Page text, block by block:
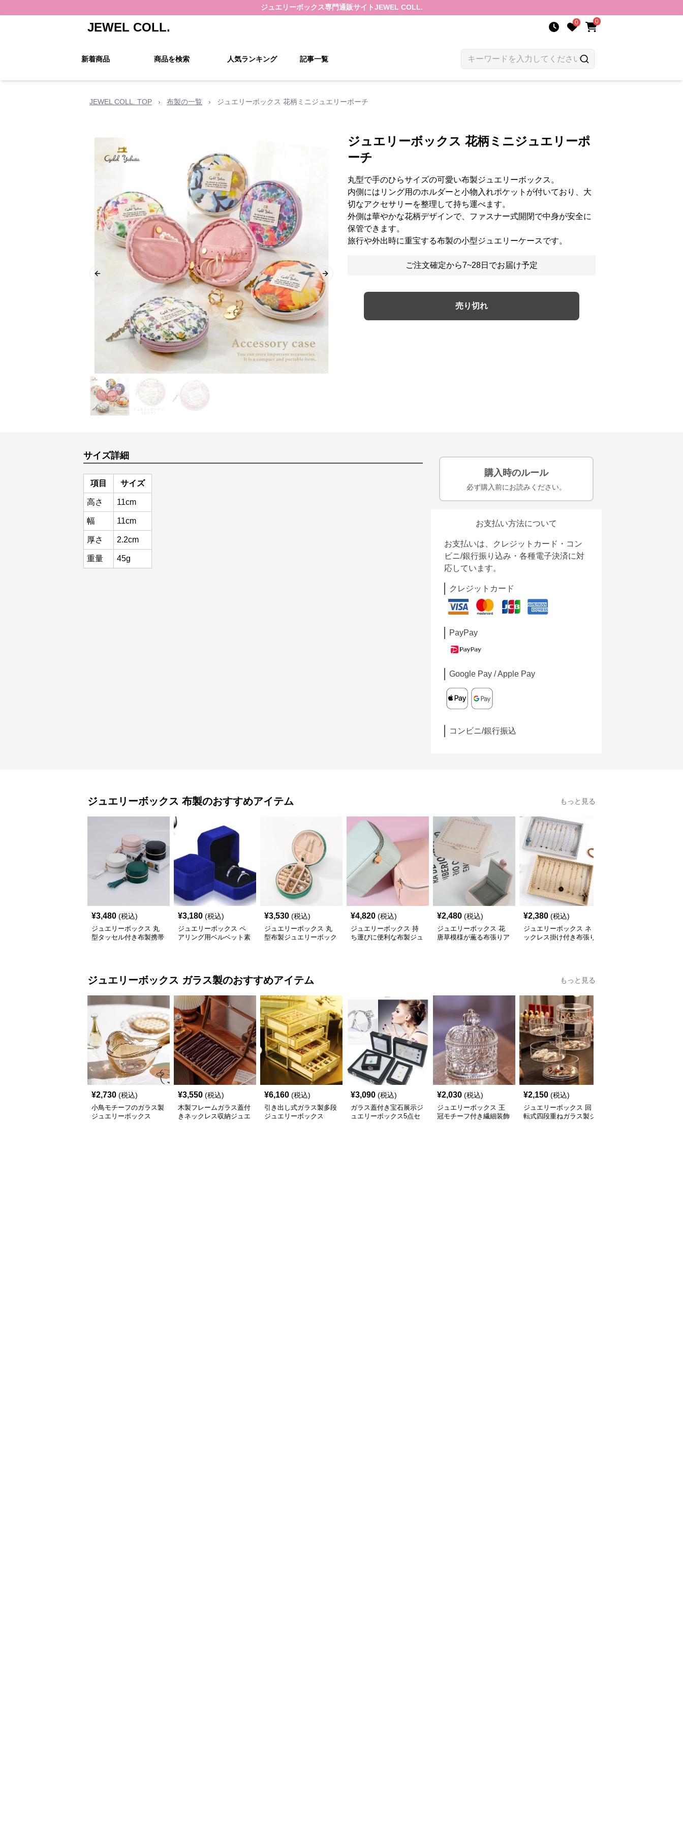
ジュエリーボックス専門通販サイトJEWEL COLL.
JEWEL COLL. 0 0
新着商品 商品を検索 人気ランキング 記事一覧
JEWEL COLL. TOP › 布製の一覧 › ジュエリーボックス 花柄ミニジュエリーポーチ
Previous slide Next slide
ジュエリーボックス 花柄ミニジュエリーポ
ーチ
丸型で手のひらサイズの可愛い布製ジュエリーボックス。
内側にはリング用のホルダーと小物入れポケットが付いており、大
切なアクセサリーを整理して持ち運べます。
外側は華やかな花柄デザインで、ファスナー式開閉で中身が安全に
保管できます。
旅行や外出時に重宝する布製の小型ジュエリーケースです。
ご注文確定から7~28日でお届け予定
売り切れ
サイズ詳細
項目 サイズ
高さ 11cm
幅 11cm
厚さ 2.2cm
重量 45g
購入時のルール
必ず購入前にお読みください。
お支払い方法について
お支払いは、クレジットカード・コン
ビニ/銀行振り込み・各種電子決済に対
応しています。
クレジットカード
PayPay
Google Pay / Apple Pay
コンビニ/銀行振込
ジュエリーボックス 布製のおすすめアイテム もっと見る
¥3,480 (税込)
ジュエリーボックス 丸
型タッセル付き布製携帯
¥3,180 (税込)
ジュエリーボックス ペ
アリング用ベルベット素
¥3,530 (税込)
ジュエリーボックス 丸
型布製ジュエリーボック
¥4,820 (税込)
ジュエリーボックス 持
ち運びに便利な布製ジュ
¥2,480 (税込)
ジュエリーボックス 花
唐草模様が薫る布張りア
¥2,380 (税込)
ジュエリーボックス ネ
ックレス掛け付き布張り
ジュエリーボックス ガラス製のおすすめアイテム もっと見る
¥2,730 (税込)
小鳥モチーフのガラス製
ジュエリーボックス
¥3,550 (税込)
木製フレームガラス蓋付
きネックレス収納ジュエ
¥6,160 (税込)
引き出し式ガラス製多段
ジュエリーボックス
¥3,090 (税込)
ガラス蓋付き宝石展示ジ
ュエリーボックス5点セ
¥2,030 (税込)
ジュエリーボックス 王
冠モチーフ付き繊細装飾
¥2,150 (税込)
ジュエリーボックス 回
転式四段重ねガラス製ジ